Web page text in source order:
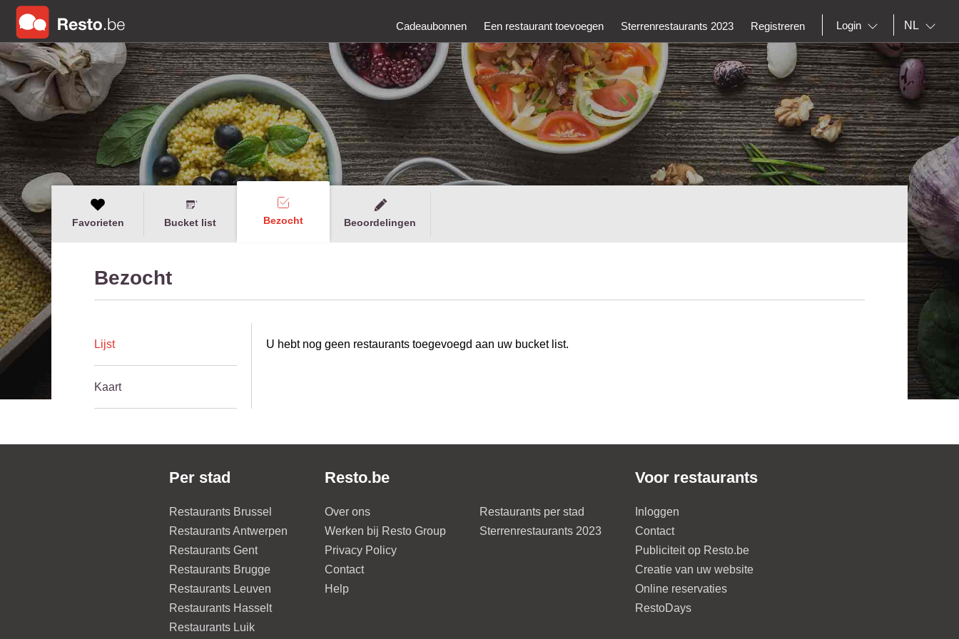
Cadeaubonnen Een restaurant toevoegen Sterrenrestaurants 2023 Registreren Login NL
Favorieten Bucket list Bezocht Beoordelingen
Bezocht
Lijst
Kaart
U hebt nog geen restaurants toegevoegd aan uw bucket list.
Per stad
Restaurants Brussel
Restaurants Antwerpen
Restaurants Gent
Restaurants Brugge
Restaurants Leuven
Restaurants Hasselt
Restaurants Luik
Resto.be
Over ons
Werken bij Resto Group
Privacy Policy
Contact
Help
Restaurants per stad
Sterrenrestaurants 2023
Voor restaurants
Inloggen
Contact
Publiciteit op Resto.be
Creatie van uw website
Online reservaties
RestoDays